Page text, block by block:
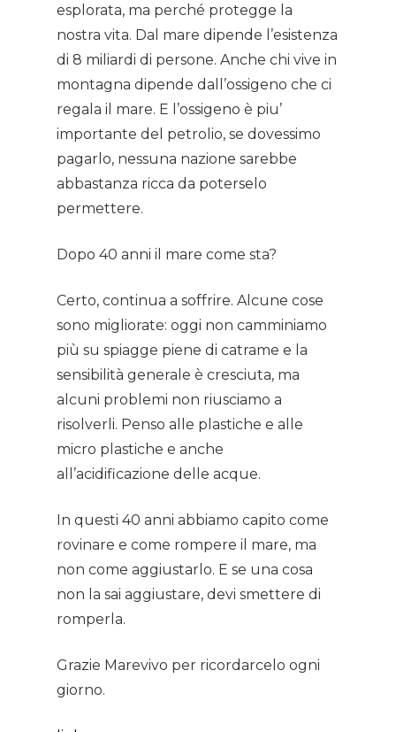
esplorata, ma perché protegge la
nostra vita. Dal mare dipende l’esistenza
di 8 miliardi di persone. Anche chi vive in
montagna dipende dall’ossigeno che ci
regala il mare. E l’ossigeno è piu’
importante del petrolio, se dovessimo
pagarlo, nessuna nazione sarebbe
abbastanza ricca da poterselo
permettere.
Dopo 40 anni il mare come sta?
Certo, continua a soffrire. Alcune cose
sono migliorate: oggi non camminiamo
più su spiagge piene di catrame e la
sensibilità generale è cresciuta, ma
alcuni problemi non riusciamo a
risolverli. Penso alle plastiche e alle
micro plastiche e anche
all’acidificazione delle acque.
In questi 40 anni abbiamo capito come
rovinare e come rompere il mare, ma
non come aggiustarlo. E se una cosa
non la sai aggiustare, devi smettere di
romperla.
Grazie Marevivo per ricordarcelo ogni
giorno.